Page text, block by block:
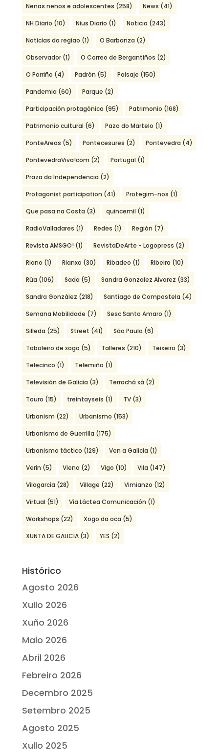
Nenas nenos e adolescentes (258) News (41)
NH Diario (10) Nius Diario (1) Noticia (243)
Noticias da regiao (1) O Barbanza (2)
Observador(1) O Correo de Bergantiños (2)
O Porriño (4) Padrón (5) Paisaje (150)
Pandemia (60) Parque (2)
Participación protagónica (95) Patrimonio (168)
Patrimonio cultural (6) Pazo do Martelo (1)
PonteAreas (5) Pontecesures (2) Pontevedra (4)
PontevedraViva!com (2) Portugal (1)
Praza da Independencia (2)
Protagonist participation (41) Protegim-nos (1)
Que pasa na Costa (3) quincemil (1)
RadioValladares (1) Redes (1) Región (7)
Revista AMSGO! (1) RevistaDeArte - Logopress (2)
Riano (1) Rianxo (30) Ribadeo (1) Ribeira (10)
Rúa (106) Sada (5) Sandra Gonzalez Alvarez (33)
Sandra González (218) Santiago de Compostela (4)
Semana Mobilidade (7) Sesc Santo Amaro (1)
Silleda (25) Street (41) São Paulo (6)
Taboleiro de xogo (5) Talleres (210) Teixeiro (3)
Telecinco (1) Telemiño (1)
Televisión de Galicia (3) Terrachá xá (2)
Touro (15) treintayseis (1) TV(3)
Urbanism (22) Urbanismo (153)
Urbanismo de Guerrilla (175)
Urbanismo táctico (129) Ven a Galicia (1)
Verín (5) Viena (2) Vigo (10) Vila (147)
Vilagarcía (28) Village (22) Vimianzo (12)
Virtual (51) Vía Láctea Comunicación (1)
Workshops (22) Xogo da oca (5)
XUNTA DE GALICIA(3) YES (2)
Histórico
Agosto 2026
Xullo 2026
Xuño 2026
Maio 2026
Abril 2026
Febreiro 2026
Decembro 2025
Setembro 2025
Agosto 2025
Xullo 2025